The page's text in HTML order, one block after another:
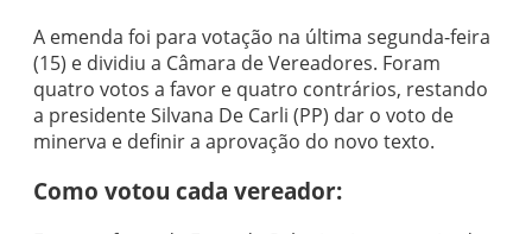
A emenda foi para votação na última segunda-feira
(15) e dividiu a Câmara de Vereadores. Foram
quatro votos a favor e quatro contrários, restando
a presidente Silvana De Carli (PP) dar o voto de
minerva e definir a aprovação do novo texto.
Como votou cada vereador: